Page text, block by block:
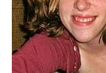
BEKASI
WN
BOGOR
WN